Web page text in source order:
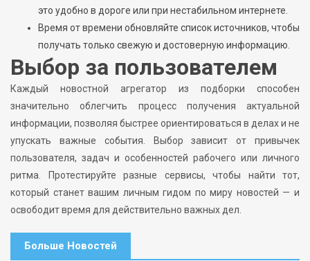
это удобно в дороге или при нестабильном интернете.
Время от времени обновляйте список источников, чтобы
получать только свежую и достоверную информацию.
Выбор за пользователем
Каждый новостной агрегатор из подборки способен
значительно облегчить процесс получения актуальной
информации, позволяя быстрее ориентироваться в делах и не
упускать важные события. Выбор зависит от привычек
пользователя, задач и особенностей рабочего или личного
ритма. Протестируйте разные сервисы, чтобы найти тот,
который станет вашим личным гидом по миру новостей — и
освободит время для действительно важных дел.
Больше Новостей